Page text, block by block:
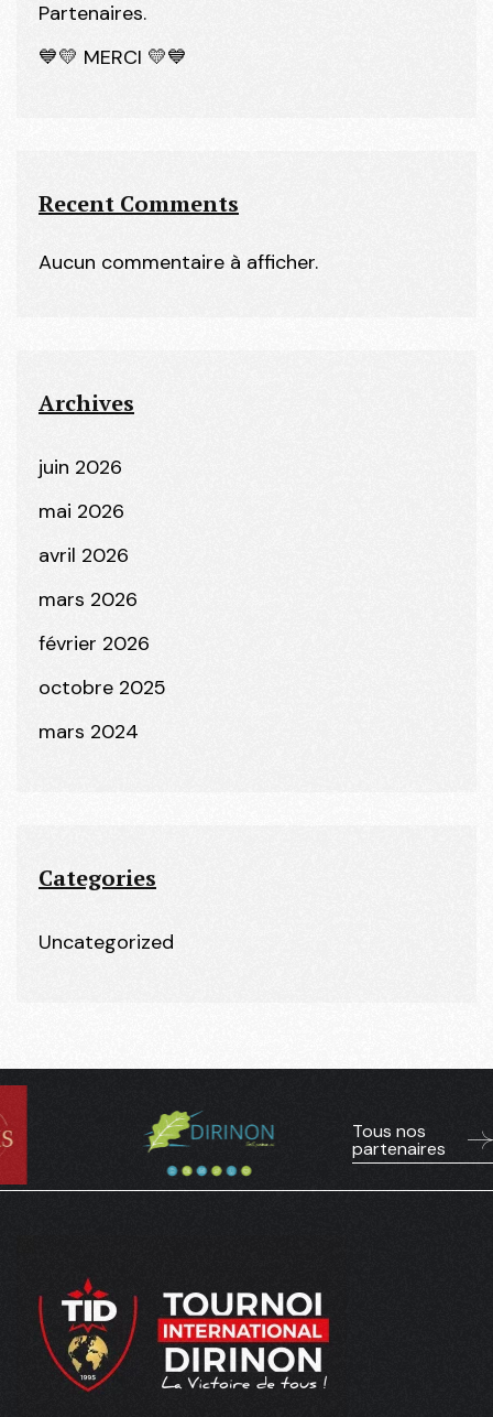
Partenaires.
💙💛 MERCI 💛💙
Recent Comments
Aucun commentaire à afficher.
Archives
juin 2026
mai 2026
avril 2026
mars 2026
février 2026
octobre 2025
mars 2024
Categories
Uncategorized
Tous nos
partenaires